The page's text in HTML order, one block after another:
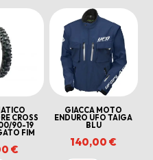
CROSS
90-19
FIM
€
GIACCA MOTO
ENDURO UFO TAIGA
BLU
140,00€